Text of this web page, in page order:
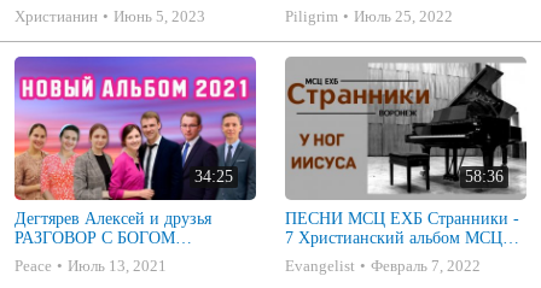
Христианин
Июнь 5, 2023
Piligrim
Июль 25, 2022
34:25
Дегтярев Алексей и друзья
РАЗГОВОР С БОГОМ
Христианские песни МСЦ ЕХБ
2021 (7я)
Peace Июль 13, 2021
58:36
ПЕСНИ МСЦ ЕХБ Странники -
7 Христианский альбом МСЦ
ЕХБ
Evangelist Февраль 7, 2022